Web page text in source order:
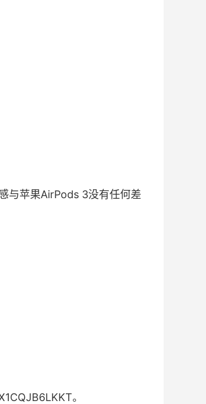
与苹果AirPods 3没有任何差
。